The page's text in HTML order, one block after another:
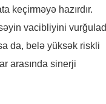
keçirməyə hazırdır.
vacibliyini
da, belə yüksək riskli
arasında sinerji